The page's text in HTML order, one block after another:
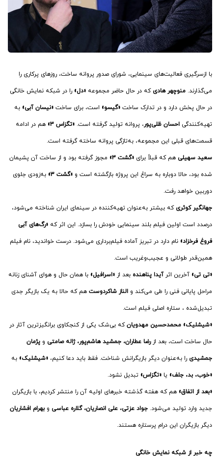
با ازسرگیری فعالیت‌های سینمایی، شورای صدور پروانه ساخت، روزهای پرکاری را
می‌گذارند. منوچهر هادی که در حال حاضر مجموعه «دل» را در شبکه نمایش خانگی
در حال پخش دارد و در تدارک ساخت «گیسو» است، برای ساخت «نیسان آبی» به
تهیه‌کنندگی احسان ظلی‌پور، پروانه تولید گرفته است. «تگزاس 3» هم در ادامه
قسمت‌های قبلی این مجموعه، به‌تازگی پروانه ساخته گرفته است.
سعید سهیلی هم که قبلاً برای «گشت 3» مجوز گرفته بود و از ساخت آن پشیمان
شده بود، حالا دوباره به سراغ این پروژه بازگشته است و «گشت 3» به‌زودی جلوی
دوربین خواهد رفت.
جهانگیر کوثری که بیشتر به‌عنوان تهیه‌کننده در سینمای ایران شناخته می‌شود،
درصدد است اولین فیلم بلند سینمایی خودش را بسازد. این اثر که «رگ‌های آبی
فروغ فرخزاد» نام دارد در تبریز آماده فیلم‌برداری می‌شود. درست خواندید، نام فیلم
همین‌قدر طولانی و عجیب‌وغریب است.
«تی تی» آخرین اثر آیدا پناهنده بعد از «اسرافیل» با همان حال و هوای آشنای زنانه
مراحل پایانی فنی را طی می‌کند و الناز شاکردوست هم که حالا به یک بازیگر جدی
تبدیل‌شده ، ستاره اصلی فیلم است.
«شیشلیک» محمدحسین مهدویانکه بی‌شک یکی از کنجکاوی برانگیزترین آثار در
حال ساخت است، بعد ازرضا عطاران، جمشید هاشم‌پور، ژاله صامتی و پژمان
جمشیدی را به‌عنوان دیگر بازیگرانش شناخت. فقط باید دعا کنیم، «شیشلیک» به
«خوب، بد، جلف» یا «تگزاس» تبدیل نشود.
«بعد از اتفاق» هم که هفته گذشته خبرهای اولیه آن را منتشر کردیم، با بازیگران
جدید وارد تولید می‌شود. جواد عزتی، علی انصاریان، گلاره عباسی و بهرام افشاریان
دیگر بازیگران این درام پرستاره هستند.
چه خبر از شبکه نمایش خانگی